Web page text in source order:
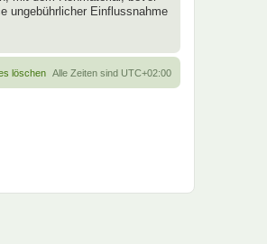
ungebührlicher Einflussnahme
Alle Zeiten sind UTC+02:00
löschen